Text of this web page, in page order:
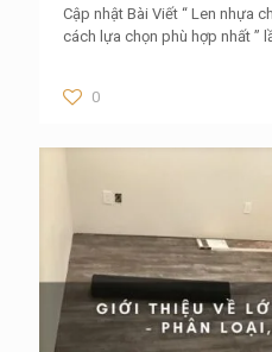
Cập nhật Bài Viết “ Len nhựa
cách lựa chọn phù hợp nhất ”
0